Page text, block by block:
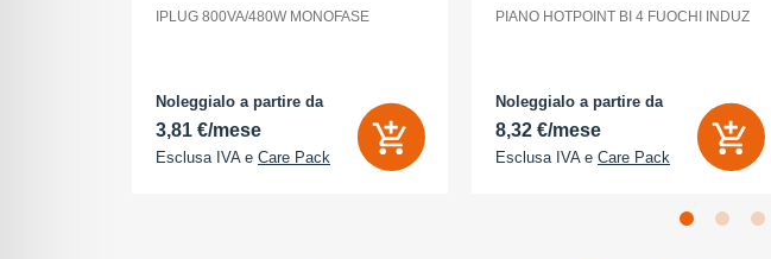
IPLUG 800VA/480W MONOFASE
Noleggialo a partire da
3,81 €/mese
Esclusa IVA e Care Pack
PIANO HOTPOINT BI 4 FUOCHI INDUZ
Noleggialo a partire da
8,32 €/mese
Esclusa IVA e Care Pack